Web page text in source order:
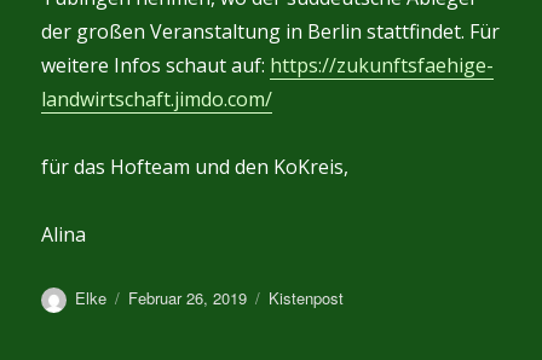
der großen Veranstaltung in Berlin stattfindet. Für
weitere Infos schaut auf: https://zukunftsfaehige-
landwirtschaft.jimdo.com/
für das Hofteam und den KoKreis,
Alina
Autor
Elke
Veröffentlicht
Februar 26, 2019 Kategorien
Kistenpost